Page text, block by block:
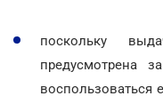
поскольку
предусмотрена
воспользоваться